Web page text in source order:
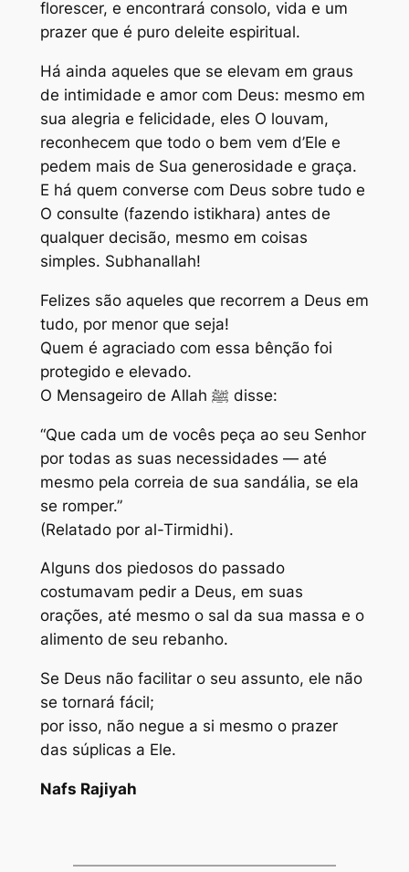
florescer, e encontrará consolo, vida e um
prazer que é puro deleite espiritual.
Há ainda aqueles que se elevam em graus
de intimidade e amor com Deus: mesmo em
sua alegria e felicidade, eles O louvam,
reconhecem que todo o bem vem d’Ele e
pedem mais de Sua generosidade e graça.
E há quem converse com Deus sobre tudo e
O consulte (fazendo istikhara) antes de
qualquer decisão, mesmo em coisas
simples. Subhanallah!
Felizes são aqueles que recorrem a Deus em
tudo, por menor que seja!
Quem é agraciado com essa bênção foi
protegido e elevado.
O Mensageiro de Allah ﷺ disse:
“Que cada um de vocês peça ao seu Senhor
por todas as suas necessidades — até
mesmo pela correia de sua sandália, se ela
se romper.”
(Relatado por al-Tirmidhi).
Alguns dos piedosos do passado
costumavam pedir a Deus, em suas
orações, até mesmo o sal da sua massa e o
alimento de seu rebanho.
Se Deus não facilitar o seu assunto, ele não
se tornará fácil;
por isso, não negue a si mesmo o prazer
das súplicas a Ele.
Nafs Rajiyah